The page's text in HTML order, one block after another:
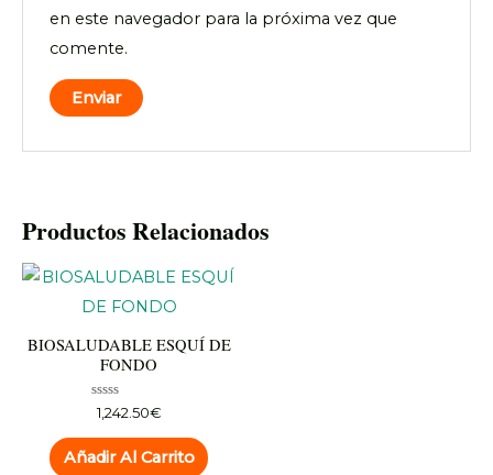
en este navegador para la próxima vez que
comente.
Productos Relacionados
BIOSALUDABLE ESQUÍ DE
FONDO
Valorado
con
0
de
5
1,242.50€
Añadir Al Carrito